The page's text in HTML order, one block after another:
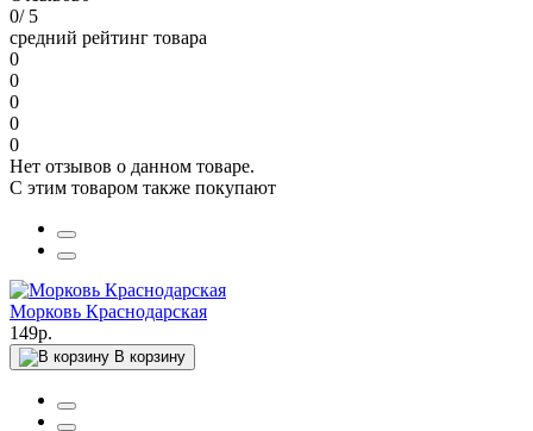
0/ 5
средний рейтинг товара
0
0
0
0
0
Нет отзывов о данном товаре.
С этим товаром также покупают
Морковь Краснодарская
149р.
В корзину